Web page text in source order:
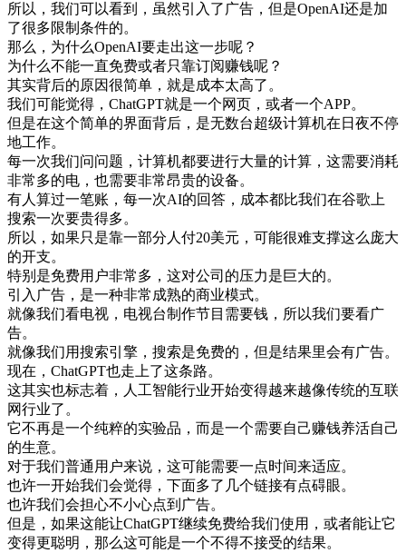
所以 ， 我们可以看到 ， 虽然引入了广告 ， 但是OpenAI还是加
了很多限制 条件的。
那么 ， 为什么OpenAI要走出这一步呢 ？
为什么不能一直免费或者只靠订阅赚钱呢 ？
其实背后的原因很简单 ， 就是成本太高了。
我们可能觉得 ， ChatGPT就是一个网页 ， 或者一个APP。
但是在这个简单的界面背后 ， 是无数台超级计算机在 日夜不停
地工作。
每一次我们问问题 ， 计算机都要进行大量的计算 ， 这需要消耗
非常多的电 ， 也需要非常昂贵的设备。
有人算过一笔账 ， 每一次AI的回答 ， 成本都比我们在谷歌上
搜索一次要贵得多。
所以 ， 如果只是靠一部分人付20美元 ， 可能很难支撑这么庞大
的开支。
特别 是免费用户非常多 ， 这对公司 的压力是巨大的。
引入广告 ， 是一种非常成熟的商业模式。
就像我们看电视 ， 电视台制作节目 需要钱 ， 所以我们要看广
告。
就像我们用搜索引擎 ， 搜索是免费的 ， 但是结果里会有广告。
现在 ， ChatGPT也走上了这条路。
这其实也标志着 ， 人工智能行业开始变得越来越像传统的互联
网行业了。
它不再是一个纯粹的实验品 ， 而是一个需要自己赚钱养活自己
的生意。
对于我们普通用户来说 ， 这可能需要一点时间来适应。
也许一开始我们会觉得 ， 下面多了 几个链接有点碍眼。
也许我们会担心不小心点到 广告。
但是 ， 如果这能让ChatGPT继续免费给我们使用 ， 或者能让它
变得更聪明 ， 那么这可能是一个不得不接受的结果。